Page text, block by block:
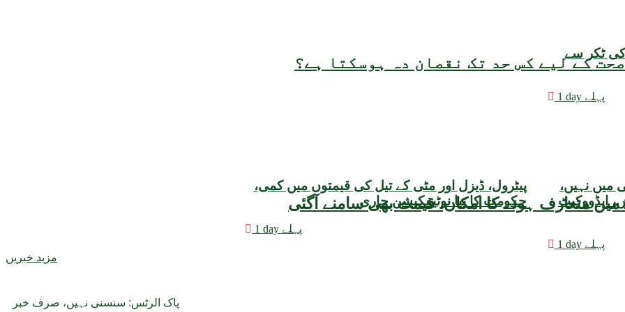
کے لیے کس حد تک نقصان دہ ہوسکتا ہے؟
ٹکر سے
1 day پہلے
میں نہیں،
ایڈووکیٹ
1 day پہلے
پیٹرول، ڈیزل اور مٹی کے تیل کی قیمتوں میں کمی،
حکومت کا نیا نوٹیفکیشن جاری
1 day پہلے
مزید خبریں
پاک الرٹس: سنسنی نہیں، صرف خبر